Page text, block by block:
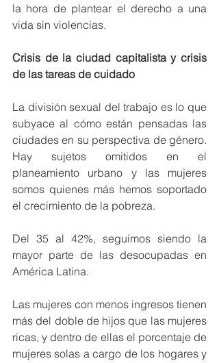
la hora de plantear el derecho a una
vida sin violencias.
Crisis de la ciudad capitalista y crisis
de las tareas de cuidado
La división sexual del trabajo es lo que
subyace al cómo están pensadas las
ciudades en su perspectiva de género.
Hay sujetos omitidos en el
planeamiento urbano y las mujeres
somos quienes más hemos soportado
el crecimiento de la pobreza.
Del 35 al 42%, seguimos siendo la
mayor parte de las desocupadas en
América Latina.
Las mujeres con menos ingresos tienen
más del doble de hijos que las mujeres
ricas, y dentro de ellas el porcentaje de
mujeres solas a cargo de los hogares y